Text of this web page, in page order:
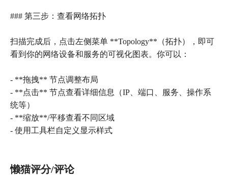
### 第三步：查看网络拓扑
扫描完成后，点击左侧菜单 **Topology**（拓扑），即可
看到你的网络设备和服务的可视化图表。你可以：
- **拖拽** 节点调整布局
- **点击** 节点查看详细信息（IP、端口、服务、操作系
统等）
- **缩放**/平移查看不同区域
- 使用工具栏自定义显示样式
懒猫评分/评论